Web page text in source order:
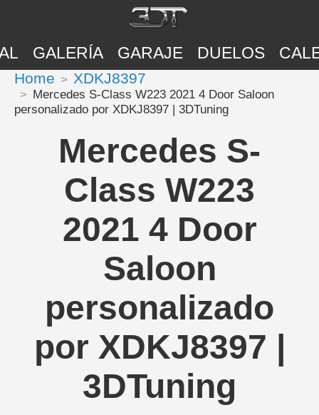
GALERÍA GARAJE DUELOS
Home XDKJ8397
Mercedes S-Class W223 2021 4 Door Saloon
personalizado por XDKJ8397 | 3DTuning
Mercedes S-
Class W223
2021 4 Door
Saloon
personalizado
por XDKJ8397 |
3DTuning